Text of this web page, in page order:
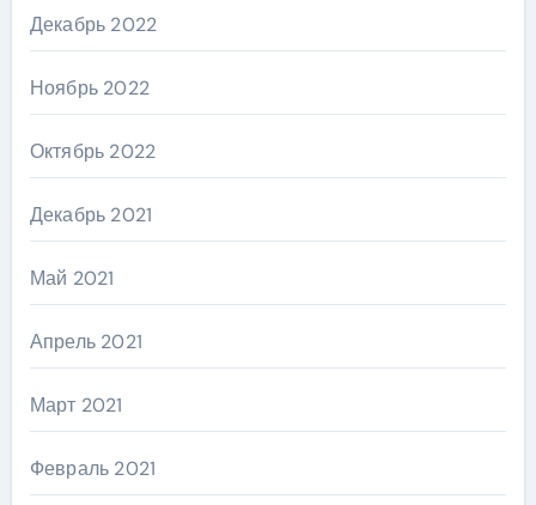
Декабрь 2022
Ноябрь 2022
Октябрь 2022
Декабрь 2021
Май 2021
Апрель 2021
Март 2021
Февраль 2021